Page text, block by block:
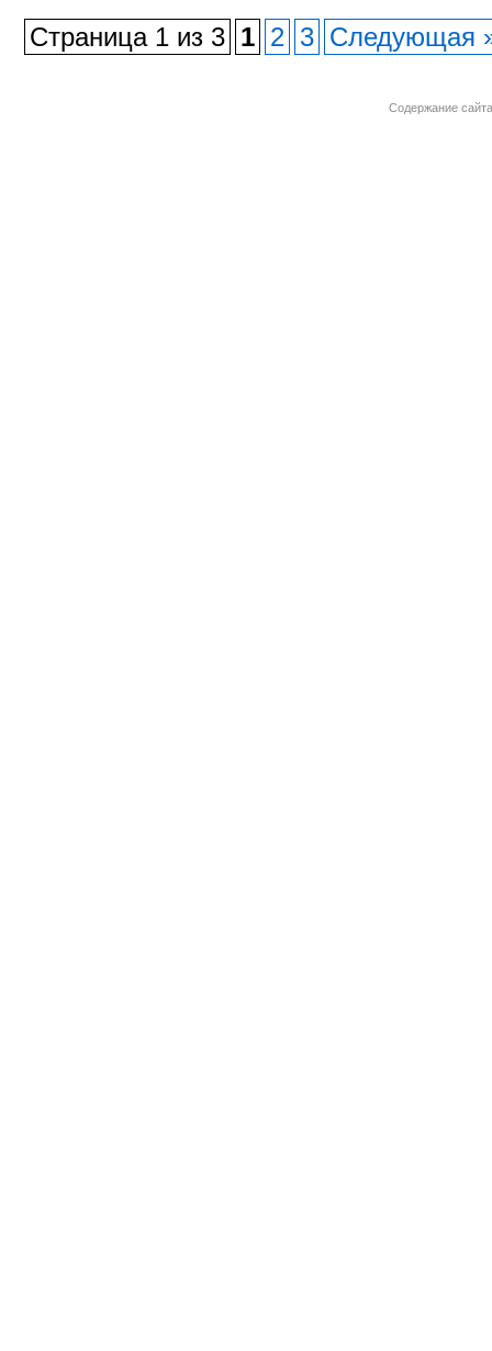
Страница 1 из 3 1 2 3 Следующая
Содержание